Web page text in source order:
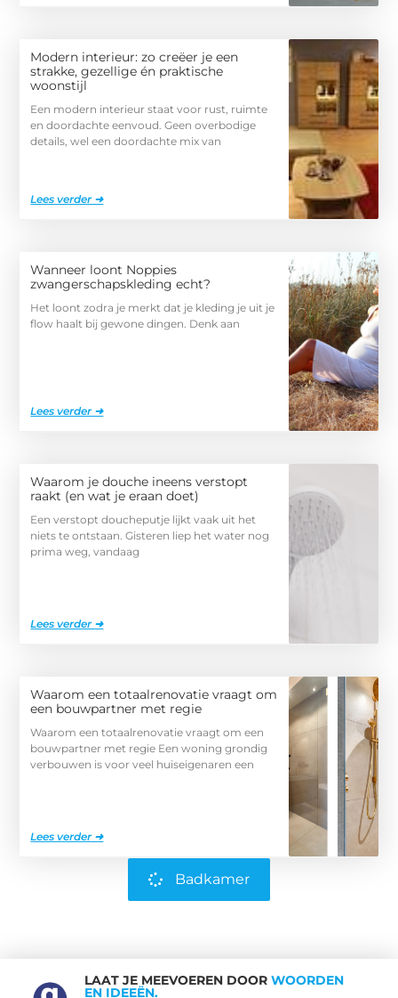
Modern interieur: zo creëer je een
strakke, gezellige én praktische
woonstijl
Een modern interieur staat voor rust, ruimte
en doordachte eenvoud. Geen overbodige
details, wel een doordachte mix van
Lees verder ➜
Wanneer loont Noppies
zwangerschapskleding echt?
Het loont zodra je merkt dat je kleding je uit je
flow haalt bij gewone dingen. Denk aan
Lees verder ➜
Waarom je douche ineens verstopt
raakt (en wat je eraan doet)
Een verstopt doucheputje lijkt vaak uit het
niets te ontstaan. Gisteren liep het water nog
prima weg, vandaag
Lees verder ➜
Waarom een totaalrenovatie vraagt om
een bouwpartner met regie
Waarom een totaalrenovatie vraagt om een
bouwpartner met regie Een woning grondig
verbouwen is voor veel huiseigenaren een
Lees verder ➜
Badkamer
LAAT JE MEEVOEREN DOOR WOORDEN
EN IDEEËN.